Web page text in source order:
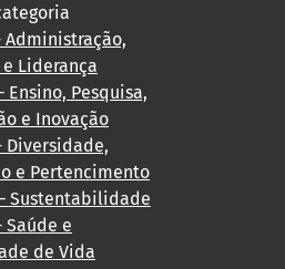
Administração,
e Liderança
Ensino, Pesquisa,
e Inovação
Diversidade,
e Pertencimento
Sustentabilidade
Saúde e
de Vida